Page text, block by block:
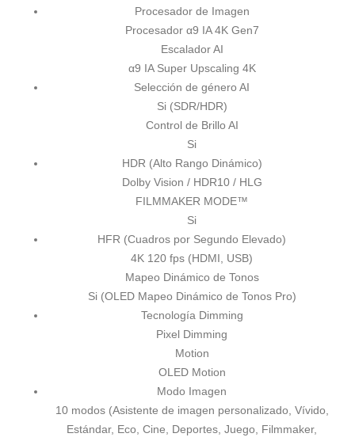
Procesador de Imagen
Procesador α9 IA 4K Gen7
Escalador AI
α9 IA Super Upscaling 4K
Selección de género AI
Si (SDR/HDR)
Control de Brillo AI
Si
HDR (Alto Rango Dinámico)
Dolby Vision / HDR10 / HLG
FILMMAKER MODE™
Si
HFR (Cuadros por Segundo Elevado)
4K 120 fps (HDMI, USB)
Mapeo Dinámico de Tonos
Si (OLED Mapeo Dinámico de Tonos Pro)
Tecnología Dimming
Pixel Dimming
Motion
OLED Motion
Modo Imagen
10 modos (Asistente de imagen personalizado, Vívido,
Estándar, Eco, Cine, Deportes, Juego, Filmmaker,